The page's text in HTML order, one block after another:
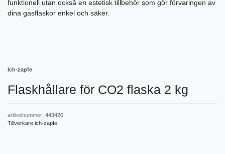
funktionell utan också en estetisk tillbehör som gör förvaringen av
dina gasflaskor enkel och säker.
Ich-zapfe
Flaskhållare för CO2 flaska 2 kg
artikelnummer: 443420
Tillverkare:ich-zapfe